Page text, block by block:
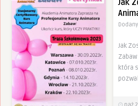
Jak
Jak
która